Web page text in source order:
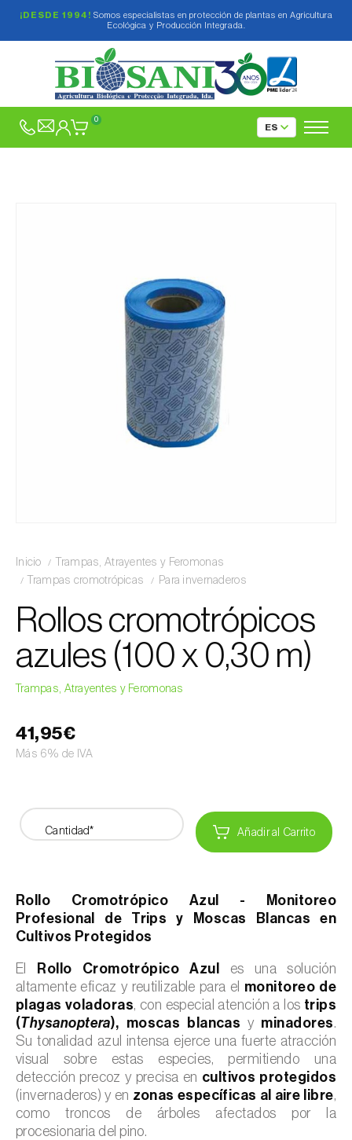
¡DESDE 1994! Somos especialistas en protección de plantas en Agricultura
Ecológica y Producción Integrada.
0
Inicio
Trampas, Atrayentes y Feromonas
Trampas cromotrópicas
Para invernaderos
Rollos cromotrópicos
azules (100 x 0,30 m)
Trampas, Atrayentes y Feromonas
41,95€
Más 6% de IVA
Cantidad* Añadir al Carrito
Rollo Cromotrópico Azul - Monitoreo
Profesional de Trips y Moscas Blancas en
Cultivos Protegidos
El Rollo Cromotrópico Azul
es una solución
altamente eficaz y reutilizable para el monitoreo de
plagas voladoras, con especial atención a los trips
(Thysanoptera), moscas blancas y minadores.
Su tonalidad azul intensa ejerce una fuerte atracción
visual sobre estas especies, permitiendo una
detección precoz y precisa en cultivos protegidos
(invernaderos) y en zonas específicas al aire libre,
como troncos de árboles afectados por la
procesionaria del pino.